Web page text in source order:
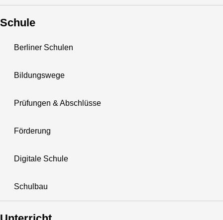
Schule
Berliner Schulen
Bildungswege
Prüfungen & Abschlüsse
Förderung
Digitale Schule
Schulbau